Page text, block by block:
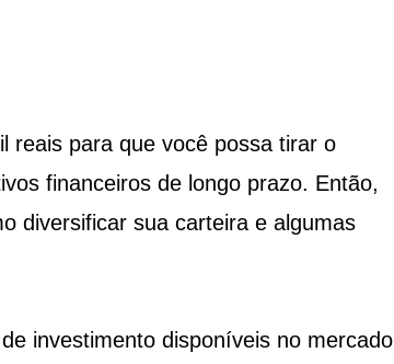
reais para que você possa tirar o
financeiros de longo prazo. Então,
diversificar sua carteira e algumas
investimento disponíveis no mercado